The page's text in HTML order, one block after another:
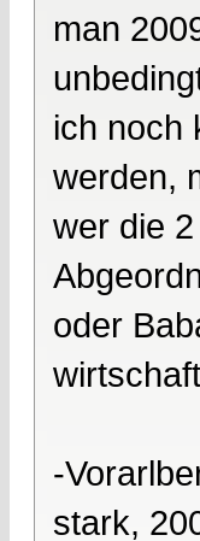
man
ich noch
werden,
wer die
oder
-
stark,